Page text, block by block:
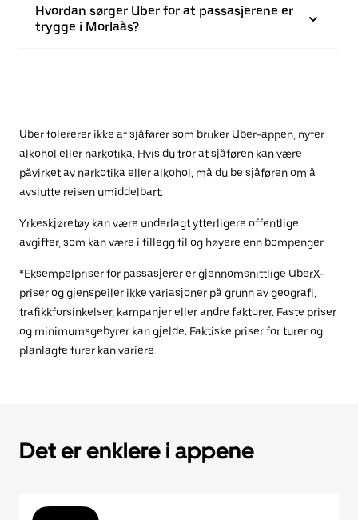
Hvordan sørger Uber for at passasjerene er
trygge i Morlaàs?
Uber tolererer ikke at sjåfører som bruker Uber-appen, nyter
alkohol eller narkotika. Hvis du tror at sjåføren kan være
påvirket av narkotika eller alkohol, må du be sjåføren om å
avslutte reisen umiddelbart.
Yrkeskjøretøy kan være underlagt ytterligere offentlige
avgifter, som kan være i tillegg til og høyere enn bompenger.
*Eksempelpriser for passasjerer er gjennomsnittlige UberX-
priser og gjenspeiler ikke variasjoner på grunn av geografi,
trafikkforsinkelser, kampanjer eller andre faktorer. Faste priser
og minimumsgebyrer kan gjelde. Faktiske priser for turer og
planlagte turer kan variere.
Det er enklere i appene